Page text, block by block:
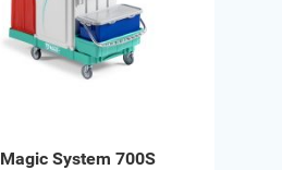
Magic System 700S